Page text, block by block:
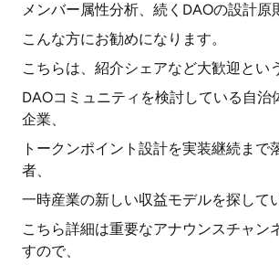
メンバー属性分析、続くDAOの設計原
こんな方にお勧めになります。
こちらは、紹介シェアなど大歓迎とい
DAOコミュニティを検討している自治
企業、
トークンポイント設計を実装継続まで
者、
一時産業の新しい収益モデルを探して
こちら詳細は重要なアナウンスチャン
すので、